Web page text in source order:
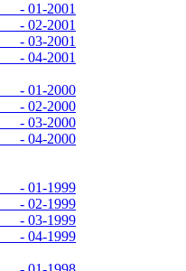
2001
2001
2001
2001
2000
2000
2000
2000
1999
1999
1999
1999